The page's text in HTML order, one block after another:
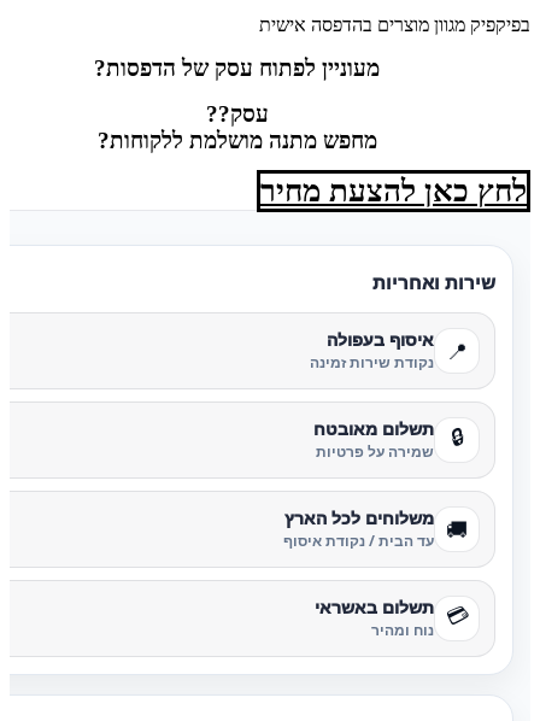
בפיקפיק מגוון מוצרים בהדפסה אישית
מעוניין לפתוח עסק של הדפסות?
עסק??
מחפש מתנה מושלמת ללקוחות?
לחץ כאן להצעת מחיר
שירות ואחריות
📍 איסוף בעפולה
נקודת שירות זמינה
🔒 תשלום מאובטח
שמירה על פרטיות
🚚 משלוחים לכל הארץ
עד הבית / נקודת איסוף
💳 תשלום באשראי
נוח ומהיר